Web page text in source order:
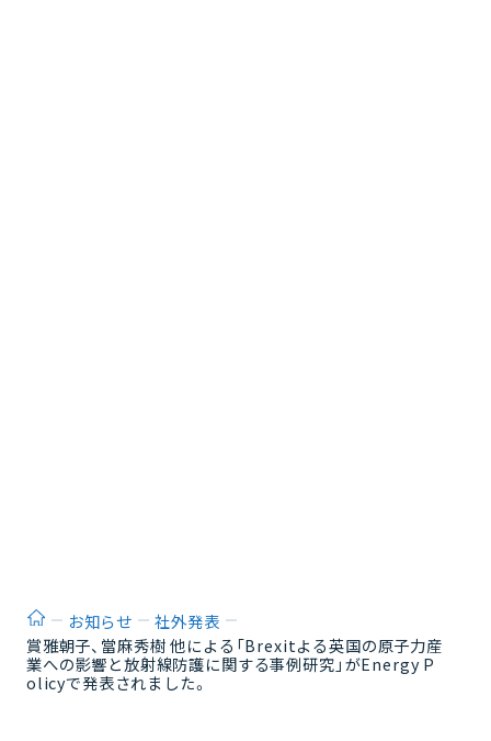
ホームお知らせ
社外発表
賞雅朝子、當麻秀樹 他による「Brexitよる英国の原子力産
業への影響と放射線防護に関する事例研究」がEnergy P
olicyで発表されました。